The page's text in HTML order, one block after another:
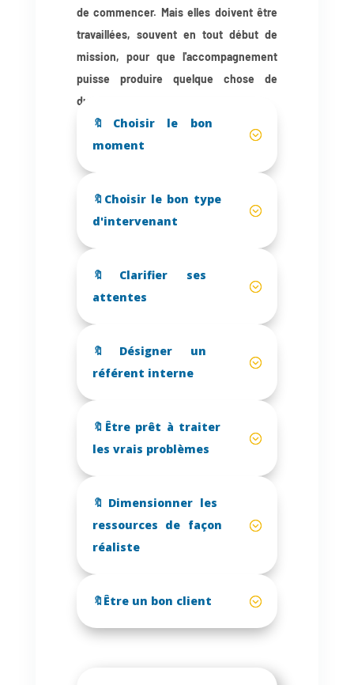
de commencer. Mais elles doivent être
travaillées, souvent en tout début de
mission, pour que l'accompagnement
puisse produire quelque chose de
durable.
🔖Choisir le bon
moment
🔖Choisir le bon type
d'intervenant
🔖Clarifier ses
attentes
🔖Désigner un
référent interne
🔖Être prêt à traiter
les vrais problèmes
🔖Dimensionner les
ressources de façon
réaliste
🔖Être un bon client